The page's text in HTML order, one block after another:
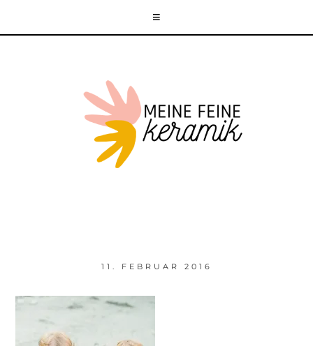
11. FEBRUAR 2016